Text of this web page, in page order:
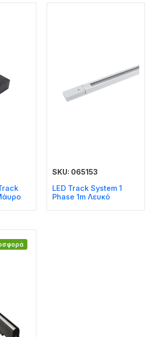
SKU: 065153
LED Track System 1
Phase 1m Λευκό